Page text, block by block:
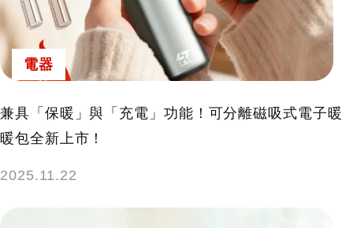
電器
兼具「保暖」與「充電」功能！可分離磁吸式電子暖
暖包全新上市！
2025.11.22